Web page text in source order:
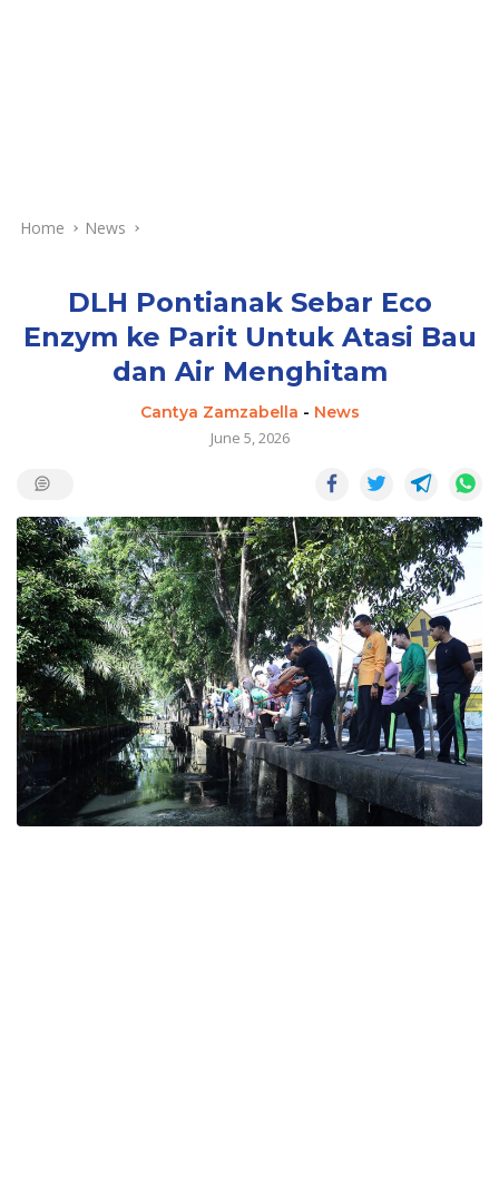
Home News
DLH Pontianak Sebar Eco
Enzym ke Parit Untuk Atasi Bau
dan Air Menghitam
Cantya Zamzabella - News
June 5, 2026